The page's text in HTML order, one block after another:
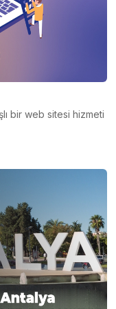
bir web sitesi hizmeti